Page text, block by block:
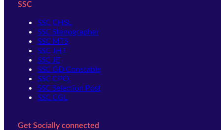
SSC
SSC CHSL
SSC Stenographer
SSC MTS
SSC JHT
SSC JE
SSC GD Constable
SSC CPO
SSC Selection Post
SSC CGL
Get Socially connected